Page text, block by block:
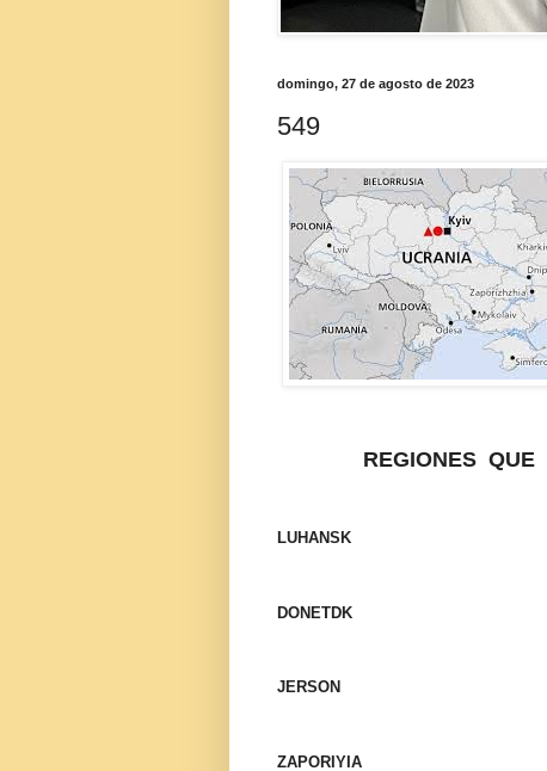
domingo, 27 de agosto de 2023
549
REGIONES QUE
LUHANSK
DONETDK
JERSON
ZAPORIYIA